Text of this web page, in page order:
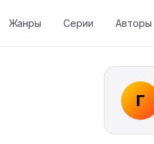
Жанры Серии Авторы
Г